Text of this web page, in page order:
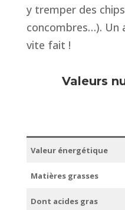
y tremper des
concombres…). Un
vite fait !
Valeurs
Valeur énergétique
Matières grasses
Dont acides gras